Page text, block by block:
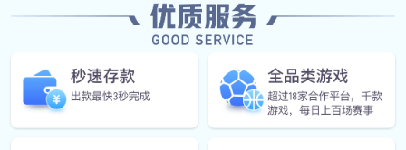
酶解罐
CIP清洗
上一篇：